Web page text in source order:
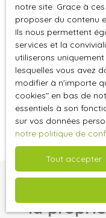
Pertinence
Trier par
la
notre site. Grace à
proposer du contenu
Ils nous permettent
services et la
utiliserons
lesquelles vous avez
modifier à n'importe
cookies″ en bas de
essentiels à son
sur vos données
notre politique de
Tout accepter